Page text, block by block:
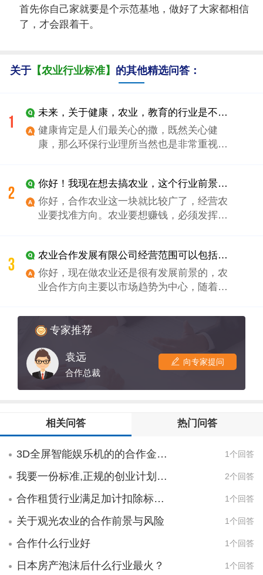
首先你自己家就要是个示范基地，做好了大家都相信
了，才会跟着干。
关于【农业行业标准】 的其他精选问答：
未来，关于健康，农业，教育的行业是不是会更受人关注？再加一个环保。
健康肯定是人们最关心的撒，既然关心健
康，那么环保行业理所当然也是非常重视
你好！我现在想去搞农业，这个行业前景怎么样？能否给一些建议？
你好，合作农业这一块就比较广了，经营农
业要找准方向。农业要想赚钱，必须发挥区
消费水平高于产地的国家和地区，才能赚到
钱。传统农业之所以赚不了钱，是因为土地
和劳动是它的主要因素；而现代农业靠的是
农业合作发展有限公司经营范围可以包括哪些行业
你好，现在做农业还是很有发展前景的，农
业合作方向主要以市场趋势为中心，随着市
社会发展，更要满足农产品做为商品创造利
益的需要。农业合作更是要获得收益，要赚
如何卖上好价钱，让市场和价格指导你要种
什么，什么时候种。这是下定合作之前必需
专家推荐
袁远
合作总裁
向专家提问
相关问答 热门问答
3D全屏智能娱乐机的的合作金额。建议收费标准，适用场所，是否需要特种行业营业执照 1个回答
我要一份标准,正规的创业计划书,我只是要知道都要有什么计划,要标准的,行业不限 2个回答
合作租赁行业满足加计扣除标准吗 1个回答
关于观光农业的合作前景与风险 1个回答
合作什么行业好 1个回答
日本房产泡沫后什么行业最火？ 1个回答